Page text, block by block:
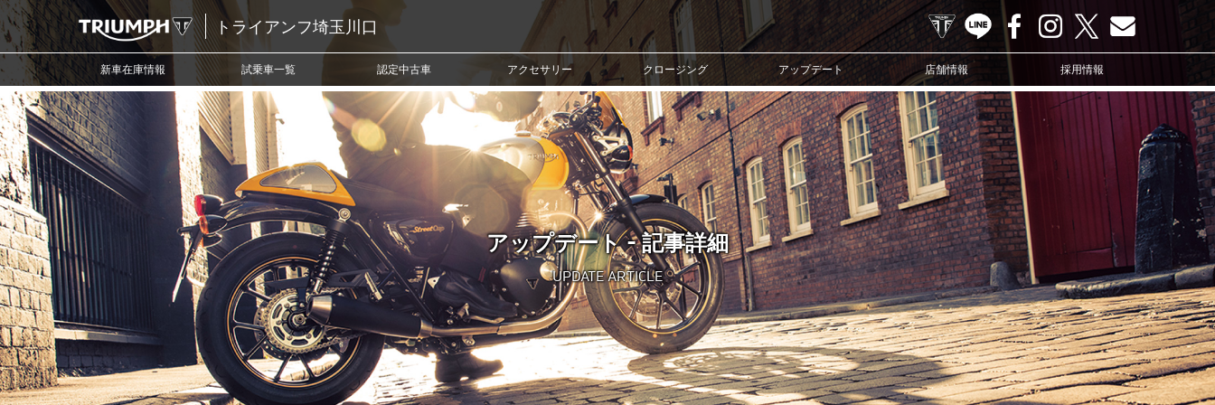
トライアンフ埼玉川口 TRIUMPH OFFICIAL SITE
LINE FacebookInstagram Contact us
新車在庫情報 試乗車一覧 認定中古車 アクセサリー クロージング アップデート 店舗情報 採用情報
アップデート - 記事詳細
UPDATE ARTICLE